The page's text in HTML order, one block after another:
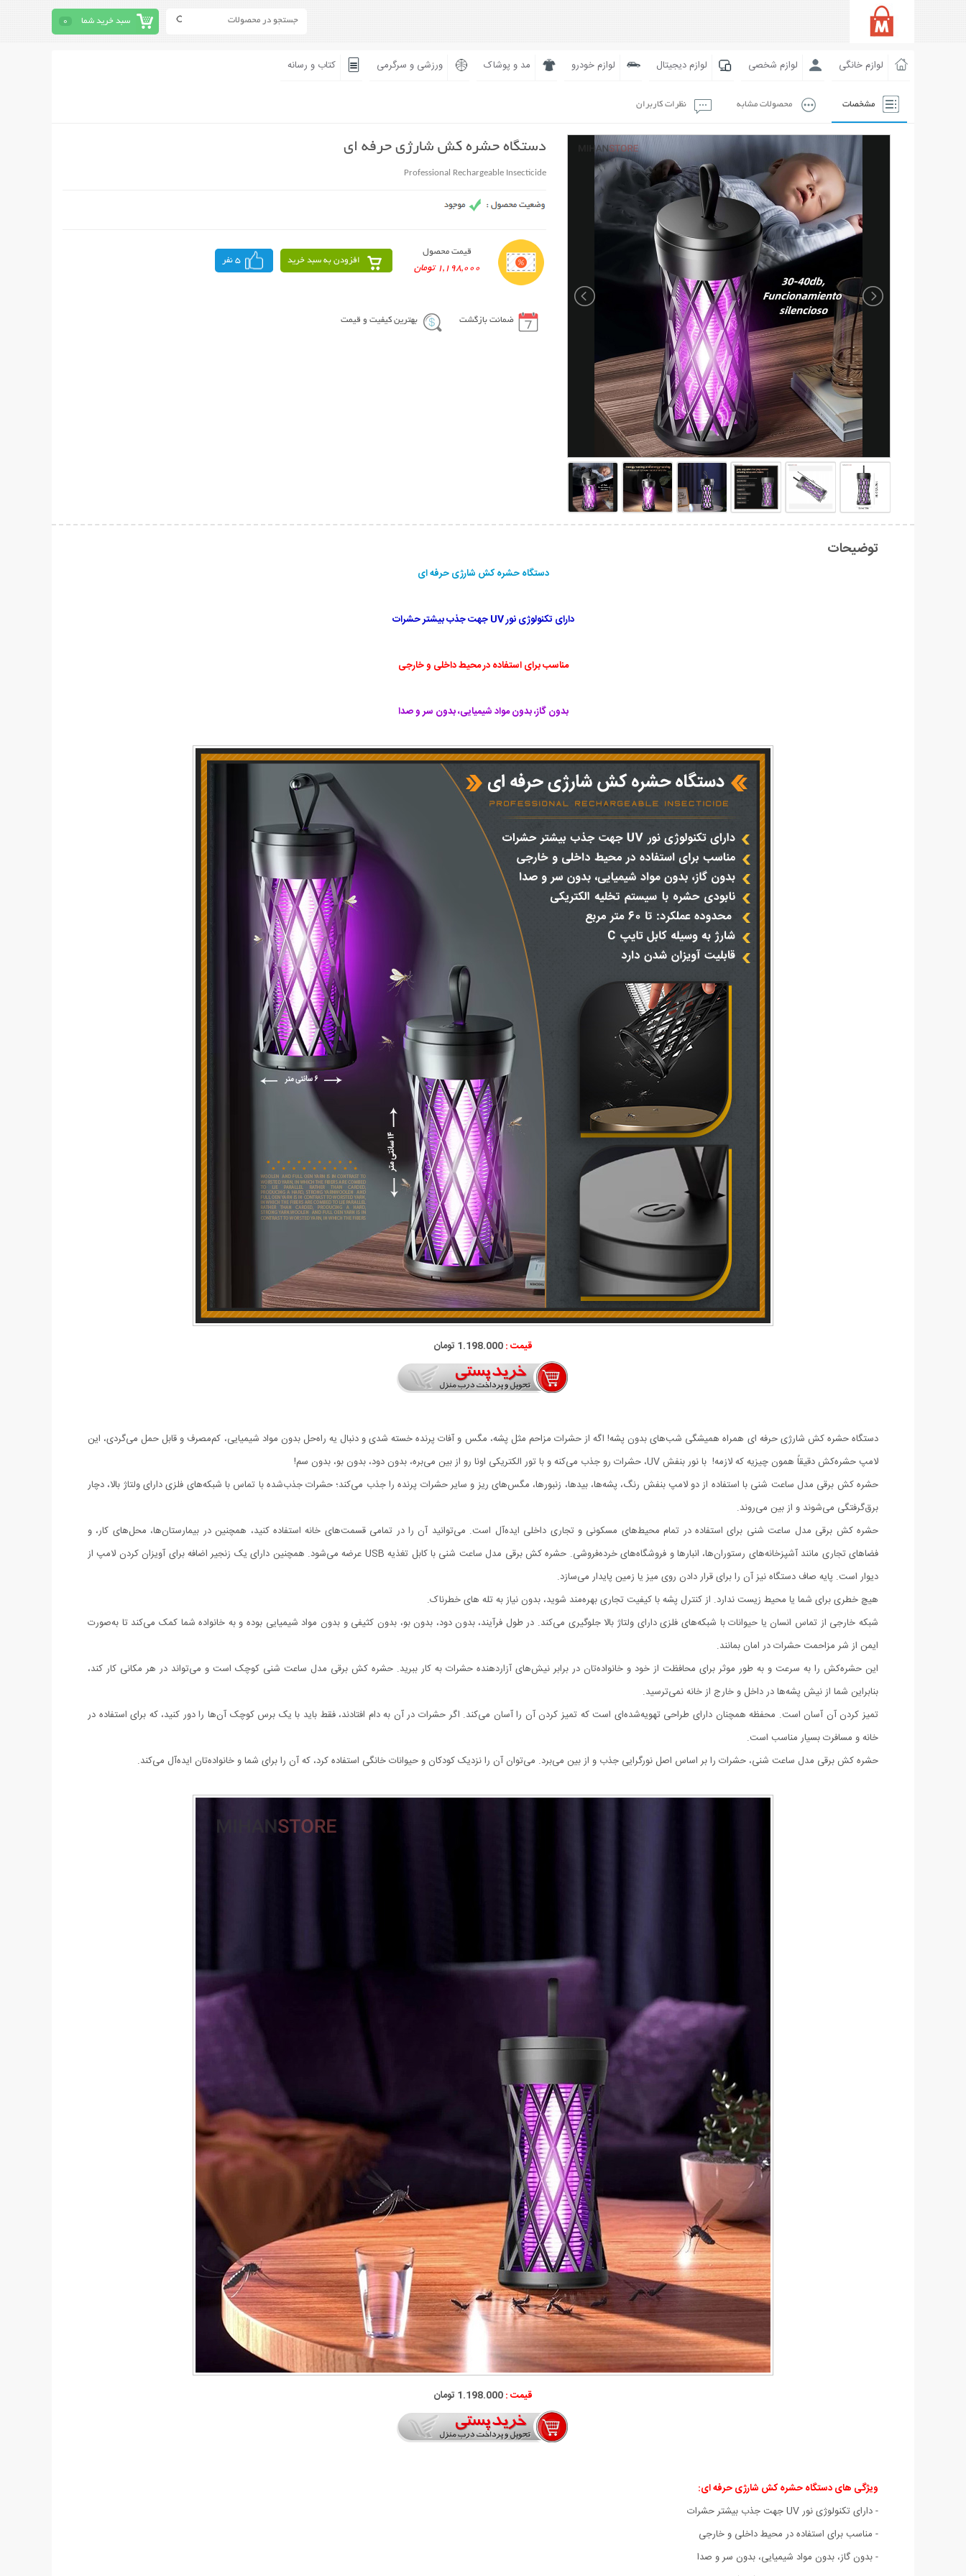
سبد خرید شما 0
لوازم خانگی لوازم شخصی لوازم دیجیتال لوازم خودرو مد و پوشاک ورزشی و سرگرمی کتاب و رسانه
مشخصات محصولات مشابه نظرات کاربران
دستگاه حشره کش شارژی حرفه ای
Professional Rechargeable Insecticide
قیمت محصول
1,198,000 تومان
افزودن به سبد خرید 5 نفر
ضمانت بازگشت بهترین کیفیت و قیمت
توضیحات
دستگاه حشره کش شارژی حرفه ای
دارای تکنولوژی نور UV جهت جذب بیشتر حشرات
مناسب برای استفاده در محیط داخلی و خارجی
بدون گاز، بدون مواد شیمیایی، بدون سر و صدا
قیمت :1.198.000 تومان
دستگاه حشره کش شارژی حرفه ای همراه همیشگی شب‌های بدون پشه! اگه از حشرات مزاحم مثل پشه، مگس و آفات پرنده خسته شدی و دنبال یه راه‌حل بدون مواد شیمیایی، کم‌مصرف و قابل حمل می‌گردی، این
لامپ حشره‌کش دقیقاً همون چیزیه که لازمه! با نور بنفش UV، حشرات رو جذب می‌کنه و با تور الکتریکی اونا رو از بین می‌بره، بدون دود، بدون بو، بدون سم!
حشره کش برقی مدل ساعت شنی با استفاده از دو لامپ بنفش رنگ، پشه‌ها، بیدها، زنبورها، مگس‌های ریز و سایر حشرات پرنده را جذب می‌کند؛ حشرات جذب‌شده با تماس با شبکه‌های فلزی دارای ولتاژ بالا، دچار
برق‌گرفتگی می‌شوند و از بین می‌روند.
حشره کش برقی مدل ساعت شنی برای استفاده در تمام محیط‌های مسکونی و تجاری داخلی ایده‌آل است. می‌توانید آن را در تمامی قسمت‌های خانه استفاده کنید، همچنین در بیمارستان‌ها، محل‌های کار، و
فضاهای تجاری مانند آشپزخانه‌های رستوران‌ها، انبارها و فروشگاه‌های خرده‌فروشی. حشره کش برقی مدل ساعت شنی با کابل تغذیه USB عرضه می‌شود. همچنین دارای یک زنجیر اضافه برای آویزان کردن لامپ از
دیوار است. پایه صاف دستگاه نیز آن را برای قرار دادن روی میز یا زمین پایدار می‌سازد.
هیچ خطری برای شما یا محیط‌ زیست ندارد. از کنترل پشه با کیفیت تجاری بهره‌مند شوید، بدون نیاز به تله‌ های خطرناک.
شبکه خارجی از تماس انسان یا حیوانات با شبکه‌های فلزی دارای ولتاژ بالا جلوگیری می‌کند. در طول فرآیند، بدون دود، بدون بو، بدون کثیفی و بدون مواد شیمیایی بوده و به خانواده شما کمک می‌کند تا به‌صورت
ایمن از شر مزاحمت حشرات در امان بمانند.
این حشره‌کش را به سرعت و به طور موثر برای محافظت از خود و خانواده‌تان در برابر نیش‌های آزاردهنده حشرات به کار ببرید. حشره کش برقی مدل ساعت شنی کوچک است و می‌تواند در هر مکانی کار کند،
بنابراین شما از نیش پشه‌ها در داخل و خارج از خانه نمی‌ترسید.
تمیز کردن آن آسان است. محفظه همچنان دارای طراحی تهویه‌شده‌ای است که تمیز کردن آن را آسان می‌کند. اگر حشرات در آن به دام افتادند، فقط باید با یک برس کوچک آن‌ها را دور کنید، که برای استفاده در
خانه و مسافرت بسیار مناسب است.
حشره کش برقی مدل ساعت شنی، حشرات را بر اساس اصل نورگرایی جذب و از بین می‌برد. می‌توان آن را نزدیک کودکان و حیوانات خانگی استفاده کرد، که آن را برای شما و خانواده‌تان ایده‌آل می‌کند.
قیمت :1.198.000 تومان
ویژگی های دستگاه حشره کش شارژی حرفه ای:
- دارای تکنولوژی نور UV جهت جذب بیشتر حشرات
- مناسب برای استفاده در محیط داخلی و خارجی
- بدون گاز، بدون مواد شیمیایی، بدون سر و صدا